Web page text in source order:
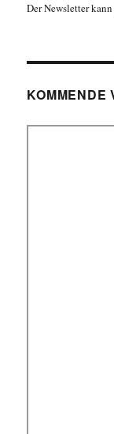
Der Newsletter
KOMMENDE